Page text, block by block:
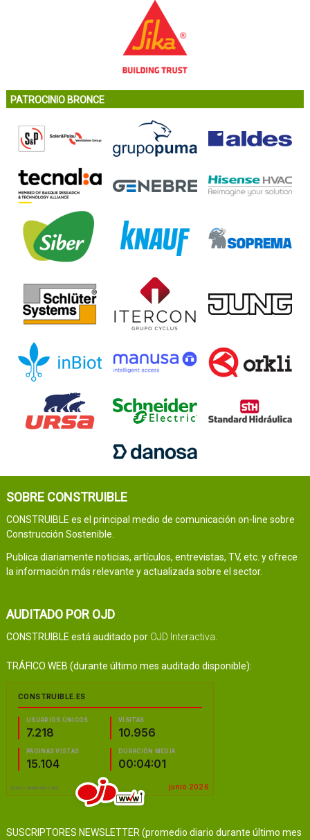
PATROCINIO BRONCE
SOBRE CONSTRUIBLE
CONSTRUIBLE es el principal medio de comunicación on-line sobre
Construcción Sostenible.
Publica diariamente noticias, artículos, entrevistas, TV, etc. y ofrece
la información más relevante y actualizada sobre el sector.
AUDITADO POR OJD
CONSTRUIBLE está auditado por OJD Interactiva
TRÁFICO WEB (durante último mes auditado disponible):
SUSCRIPTORES NEWSLETTER (promedio diario durante último mes